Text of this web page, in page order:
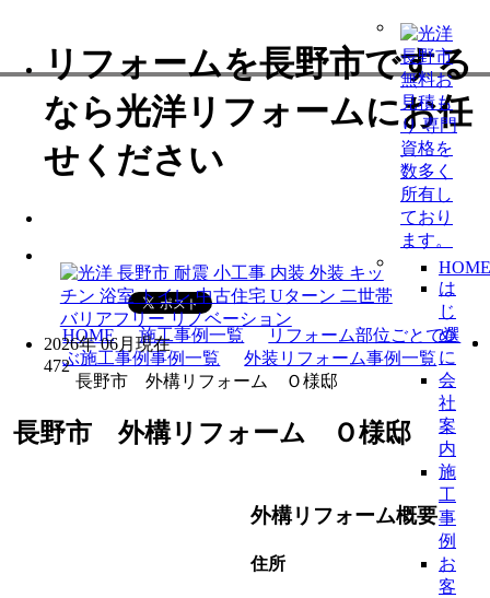
リフォームを長野市でする
なら光洋リフォームにお任
せください
2026年 06月現在
472
HOME
は
じ
め
に
会
社
案
内
施
工
事
例
お
客
HOME 施工事例一覧
リフォーム部位ごとで選
ぶ施工事例事例一覧
外装リフォーム事例一覧
長野市 外構リフォーム Ｏ様邸
長野市 外構リフォーム Ｏ様邸
外構リフォーム概要
住所